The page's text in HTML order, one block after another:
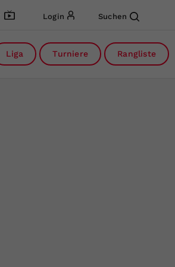
Login Suchen
Liga Turniere Rangliste